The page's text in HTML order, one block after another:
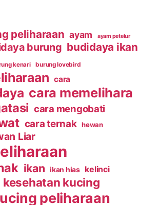
peliharaan ayam ayam petelur
burung budidaya ikan
kenari burung lovebird
cara
cara memelihara
cara mengobati
cara ternak hewan
Liar
ikan ikan hias kelinci
kesehatan kucing
peliharaan